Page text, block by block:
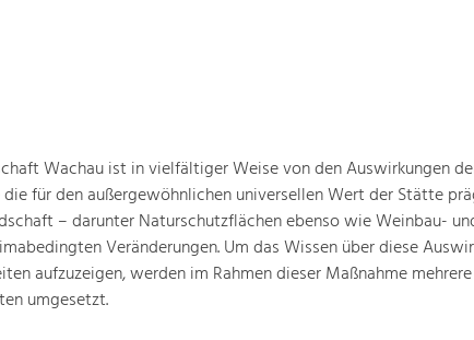
Wachau ist in vielfältiger Weise von den Auswirkungen
für den außergewöhnlichen universellen Wert der Stätte
– darunter Naturschutzflächen ebenso wie Weinbau-
Veränderungen. Um das Wissen über diese
aufzuzeigen, werden im Rahmen dieser Maßnahme mehrere
umgesetzt.